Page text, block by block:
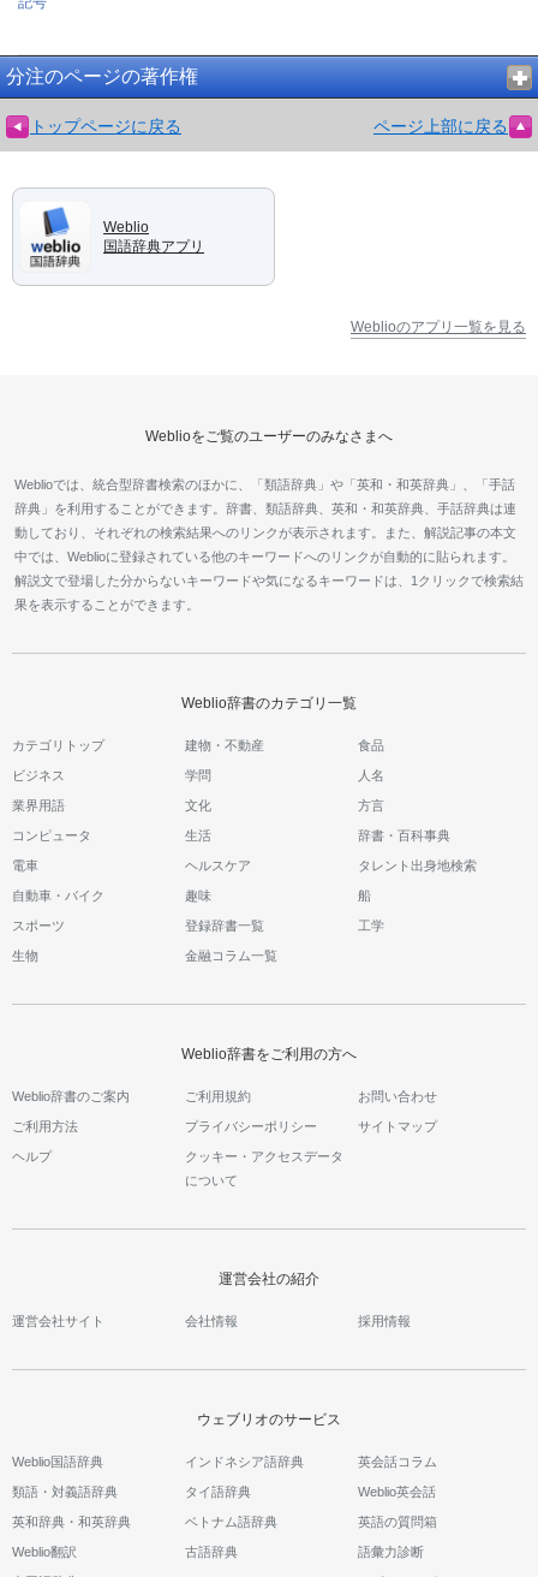
分注のページの著作権
トップページに戻る ページ上部に戻る
Weblio
国語辞典アプリ
Weblioのアプリ一覧を見る
Weblioをご覧のユーザーのみなさまへ
Weblioでは、統合型辞書検索のほかに、「類語辞典」や「英和・和英辞典」、「手話
辞典」を利用することができます。辞書、類語辞典、英和・和英辞典、手話辞典は連
動しており、それぞれの検索結果へのリンクが表示されます。また、解説記事の本文
中では、Weblioに登録されている他のキーワードへのリンクが自動的に貼られます。
解説文で登場した分からないキーワードや気になるキーワードは、1クリックで検索結
果を表示することができます。
Weblio辞書のカテゴリ一覧
カテゴリトップ 建物・不動産 食品
ビジネス 学問 人名
業界用語 文化 方言
コンピュータ 生活 辞書・百科事典
電車 ヘルスケア タレント出身地検索
自動車・バイク 趣味 船
スポーツ 登録辞書一覧 工学
生物 金融コラム一覧
Weblio辞書をご利用の方へ
Weblio辞書のご案内 ご利用規約 お問い合わせ
ご利用方法 プライバシーポリシー サイトマップ
ヘルプ
クッキー・アクセスデータ
について
運営会社の紹介
運営会社サイト 会社情報 採用情報
ウェブリオのサービス
Weblio国語辞典
類語・対義語辞典
英和辞典・和英辞典
Weblio翻訳
インドネシア語辞典
タイ語辞典
ベトナム語辞典
古語辞典
英会話コラム
Weblio英会話
英語の質問箱
語彙力診断